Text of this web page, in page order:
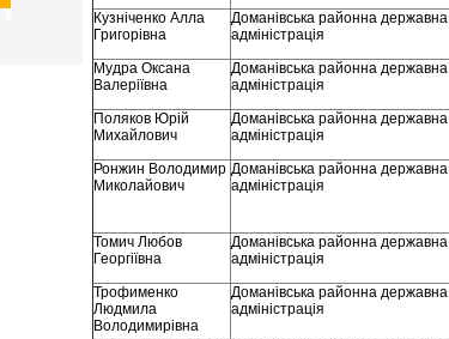
Кузніченко Алла
Григорівна
Доманівська районна державна
адміністрація
Мудра Оксана
Валеріївна
Доманівська районна державна
адміністрація
Поляков Юрій
Михайлович
Доманівська районна державна
адміністрація
Ронжин Володимир
Миколайович
Доманівська районна державна
адміністрація
Томич Любов
Георгіївна
Доманівська районна державна
адміністрація
Трофименко
Людмила
Володимирівна
Доманівська районна державна
адміністрація